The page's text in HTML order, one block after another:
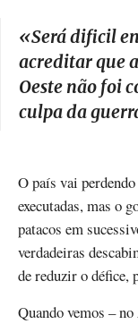
«Será dificil
acreditar que
Oeste não foi
culpa da
O país vai
executadas, mas o
patacos em
verdadeiras
de reduzir o défice,
Quando vemos – no